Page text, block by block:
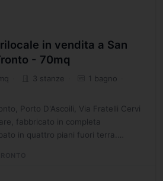
in vendita a San
- 70mq
3 stanze
1 bagno
Porto D'Ascoili, Via Fratelli Cervi
fabbricato in completa
in quattro piani fuori terra.